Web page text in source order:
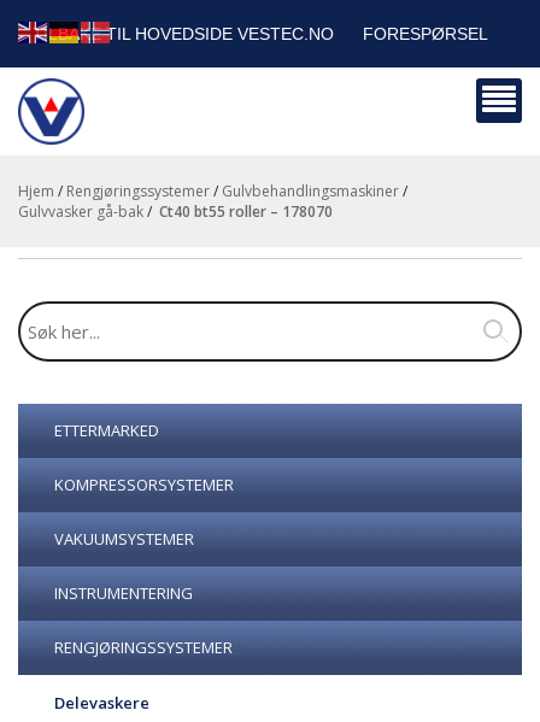
TILBAKE TIL HOVEDSIDE VESTEC.NO FORESPØRSEL
HANDLEVOGN
BEDRIFTSKUNDER
Hjem / Rengjøringssystemer/ Gulvbehandlingsmaskiner/
Gulvvasker gå-bak/ ct40 bt55 roller – 178070
ETTERMARKED
KOMPRESSORSYSTEMER
VAKUUMSYSTEMER
INSTRUMENTERING
RENGJØRINGSSYSTEMER
Delevaskere